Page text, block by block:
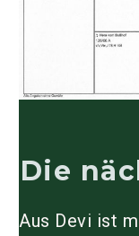
Die
Aus Devi ist